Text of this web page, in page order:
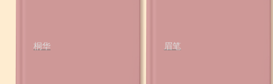
桐华 眉笔